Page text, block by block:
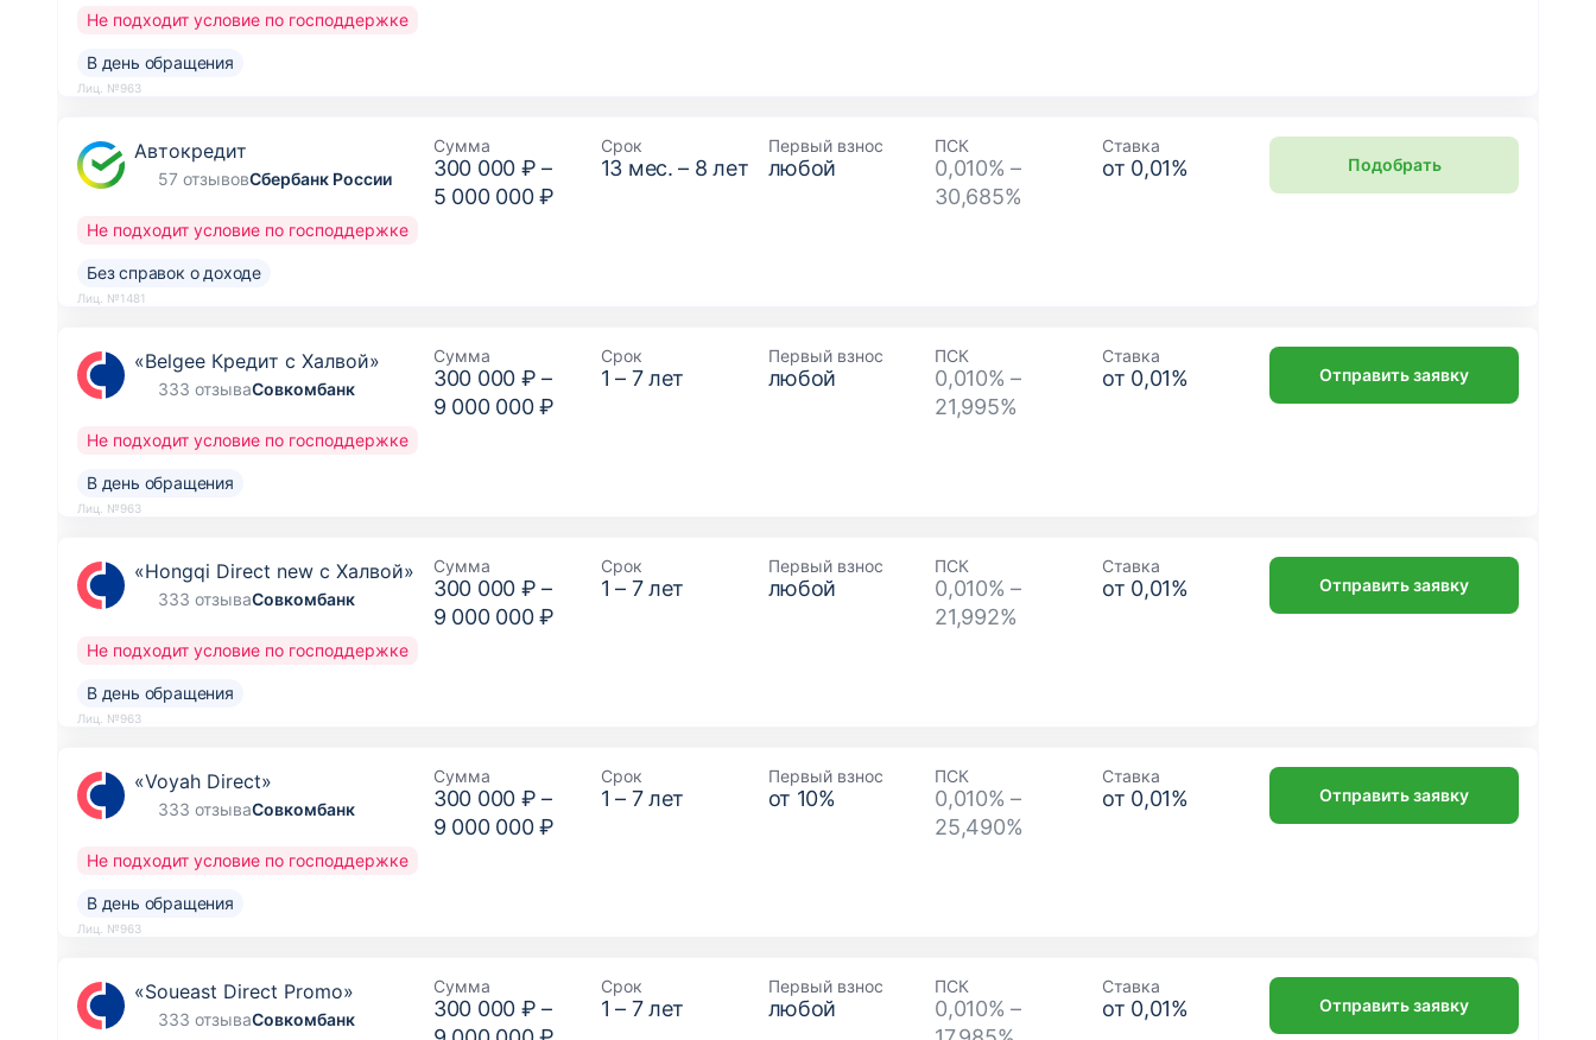
Не подходит условие по господдержке
В день обращения
Лиц. №963
Автокредит
57 отзывовСбербанк России
Сумма
300 000 ₽ –
5 000 000 ₽
Срок
13 мес. – 8 лет
Первый взнос
любой
ПСК
0,010% –
30,685%
Ставка
от 0,01%
Не подходит условие по господдержке
Без справок о доходе
Подобрать
Лиц. №1481
«Belgee Кредит с Халвой»
333 отзываСовкомбанк
Сумма
300 000 ₽ –
9 000 000 ₽
Срок
1 – 7лет
Первый взнос
любой
ПСК
0,010% –
21,995%
Ставка
от 0,01%
Не подходит условие по господдержке
В день обращения
Отправить заявку
Лиц. №963
«Hongqi Direct new с Халвой»
333 отзываСовкомбанк
Сумма
300 000 ₽ –
9 000 000 ₽
Срок
1 – 7лет
Первый взнос
любой
ПСК
0,010% –
21,992%
Ставка
от 0,01%
Не подходит условие по господдержке
В день обращения
Отправить заявку
Лиц. №963
«Voyah Direct»
333 отзываСовкомбанк
Сумма
300 000 ₽ –
9 000 000 ₽
Срок
1 – 7лет
Первый взнос
от 10%
ПСК
0,010% –
25,490%
Ставка
от 0,01%
Не подходит условие по господдержке
В день обращения
Отправить заявку
Лиц. №963
«Soueast Direct Promo»
333 отзываСовкомбанк
Сумма
300 000 ₽ –
Срок
1 – 7лет
Первый взнос
любой
ПСК
0,010% –
Ставка
от 0,01% Отправить заявку